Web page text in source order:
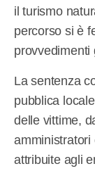
il turismo
percorso si è
provvedimenti
La sentenza
pubblica
delle vittime,
amministratori
attribuite agli